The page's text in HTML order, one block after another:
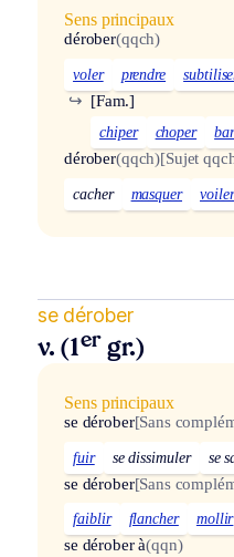
Sens principaux
dérober(qqch)
voler prendre
[Fam.]
↪
chiper choper
dérober(qqch)[Sujet
cacher masquer voiler
se dérober
v. (1er gr.)
Sens principaux
se dérober[Sans
fuir se dissimuler se
se dérober[Sans
faiblir flancher mollir
se dérober à(qqn)